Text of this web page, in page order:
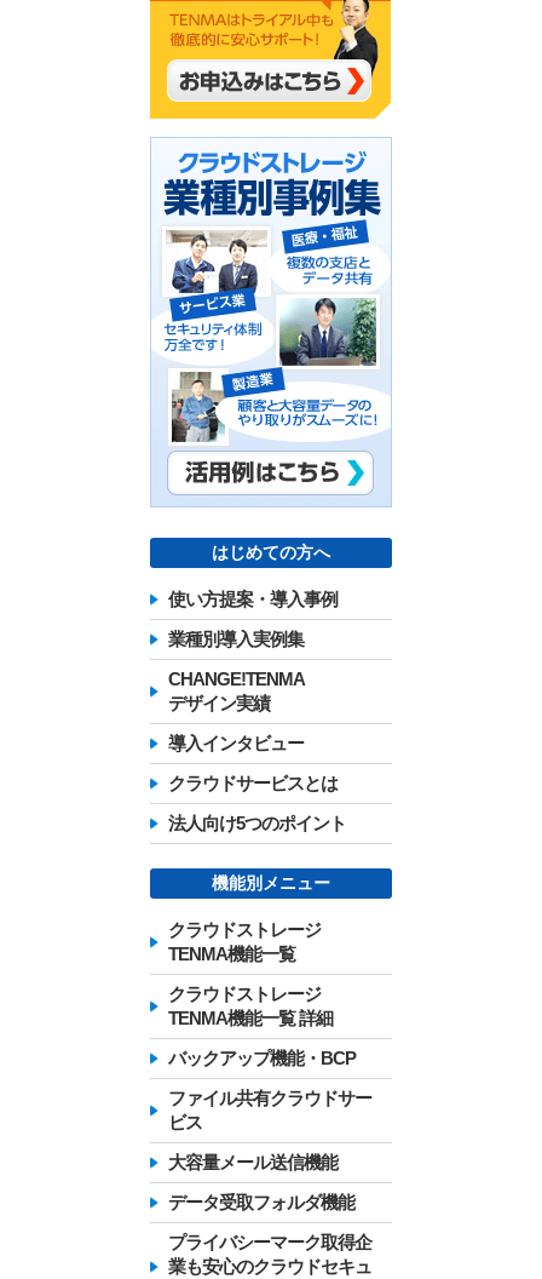
はじめての方へ
使い方提案・導入事例
業種別導入実例集
CHANGE!TENMA
デザイン実績
導入インタビュー
クラウドサービスとは
法人向け5つのポイント
機能別メニュー
クラウドストレージ
TENMA機能一覧
クラウドストレージ
TENMA機能一覧 詳細
バックアップ機能・BCP
ファイル共有クラウドサー
ビス
大容量メール送信機能
データ受取フォルダ機能
プライバシーマーク取得企
業も安心のクラウドセキュ